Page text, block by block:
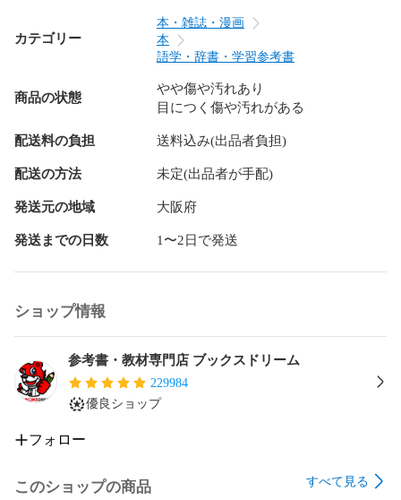
■著者■
■発行年■
1993/01/22
■ISBN10■
4000078658
■ISBN13■
コンディションランク説明
ほぼ新品：未使用に近い状態の商品
非常に良い：傷や汚れが少なくきれいな状態の商品
良い：多少の傷や汚れがあるが、概ね良好な状態の商品(中古
品として並の状態の商品)
可：傷や汚れが目立つものの、使用には問題ない状態の商品
■コンディション詳細■
ズ・傷みなどあることもございますが全体的に概ね良好な状
カテゴリー
本・雑誌・漫画
本
語学・辞書・学習参考書
商品の状態
やや傷や汚れあり
目につく傷や汚れがある
配送料の負担 送料込み(出品者負担)
配送の方法 未定(出品者が手配)
発送元の地域 大阪府
発送までの日数 1〜2日で発送
ショップ情報
参考書・教材専門店 ブックスドリーム
229984
優良ショップ
フォロー
このショップの商品 すべて見る